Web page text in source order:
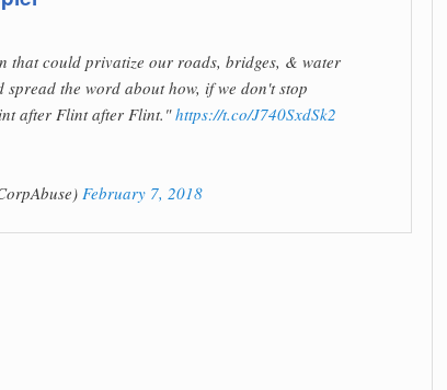
that could privatize our roads, bridges, & water
the word about how, if we don't stop
after Flint after Flint."https://t.co/J740SxdSk2
February 7, 2018